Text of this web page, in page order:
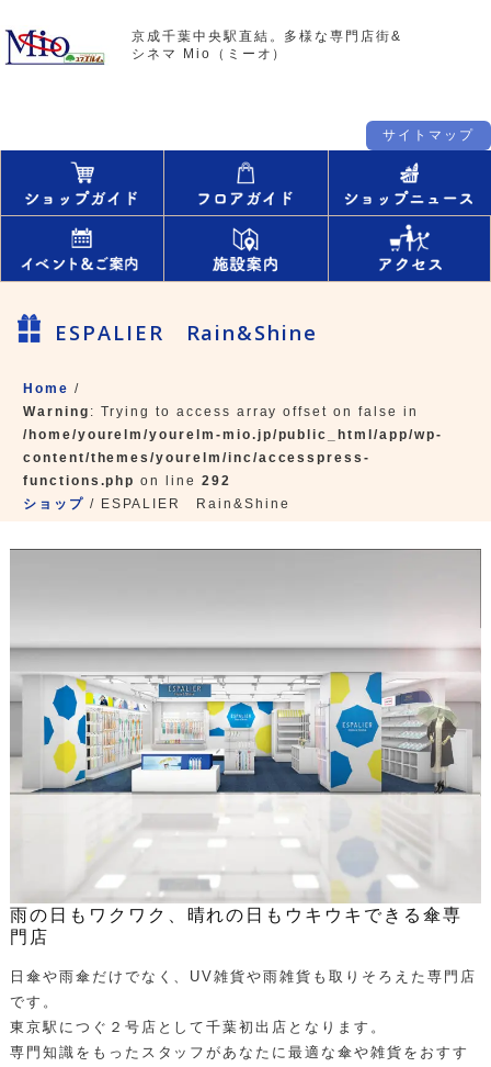
京成千葉中央駅直結。多様な専門店街&
シネマ Mio（ミーオ）
サイトマップ
ESPALIER Rain&Shine
Home /
Warning : Trying to access array offset on false in
/home/yourelm/yourelm-mio.jp/public_html/app/wp-
content/themes/yourelm/inc/accesspress-
functions.php on line 292
ショップ / ESPALIER Rain&Shine
雨の日もワクワク、晴れの日もウキウキできる傘専
門店
日傘や雨傘だけでなく、UV雑貨や雨雑貨も取りそろえた専門店
です。
東京駅につぐ２号店として千葉初出店となります。
専門知識をもったスタッフがあなたに最適な傘や雑貨をおすす